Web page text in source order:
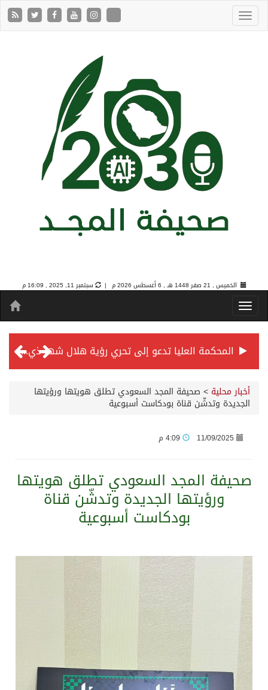
الخميس , 21 صفر 1448 هـ , 6 أغسطس 2026 م | سبتمبر 11, 2025 , 16:09 م
المحكمة العليا تدعو إلى تحري رؤية هلال شهر ذي الحجة مساء يوم الأحد الثلاثين من شهر ذي القعدة -حسب تقويم أم القرى- التاسع والعشرين حسب قرار المحكمة العليا
سمو ولي العهد يرأس جلسة مجلس الوزراء في جدة
المحكمة العليا غدٍ الخميس هو المكمل لشهر رمضان
أخبار محلية > صحيفة المجد السعودي تطلق هويتها ورؤيتها
الجديدة وتدشّن قناة بودكاست أسبوعية
11/09/2025
صحيفة المجد السعودي تطلق هويتها
ورؤيتها الجديدة وتدشّن قناة
بودكاست أسبوعية